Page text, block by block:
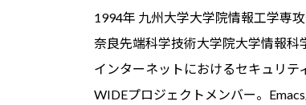
1994年 九州大学大学院情報工学専攻
奈良先端科学技術大学院大学情報科
インターネットにおけるセキュリテ
WIDEプロジェクトメンバー。